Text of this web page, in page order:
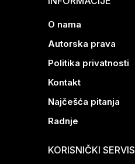
O nama
Autorska prava
Politika privatnosti
Kontakt
Najčešća pitanja
Radnje
KORISNIČKI SERVIS